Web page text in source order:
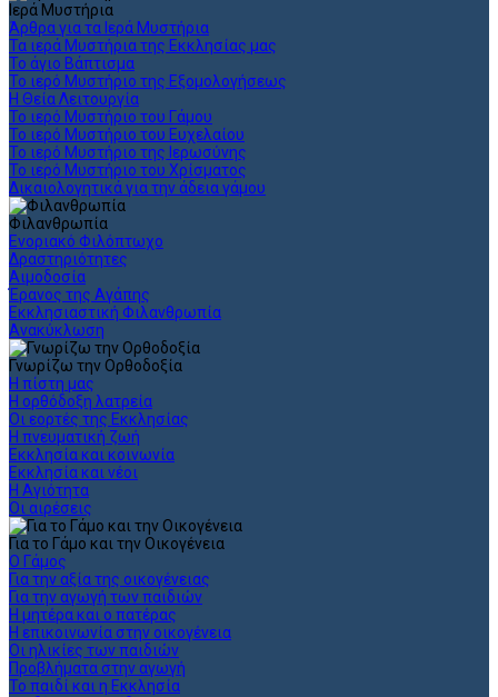
Ιερά Μυστήρια
Άρθρα για τα Ιερά Μυστήρια
Τα ιερά Μυστήρια της Εκκλησίας μας
Το άγιο Βάπτισμα
Το ιερό Μυστήριο της Εξομολογήσεως
Η Θεία Λειτουργία
Το ιερό Μυστήριο του Γάμου
Το ιερό Μυστήριο του Ευχελαίου
Το ιερό Μυστήριο της Ιερωσύνης
Το ιερό Μυστήριο του Χρίσματος
Δικαιολογητικά για την άδεια γάμου
Φιλανθρωπία
Ενοριακό Φιλόπτωχο
Δραστηριότητες
Αιμοδοσία
Έρανος της Αγάπης
Εκκλησιαστική Φιλανθρωπία
Ανακύκλωση
Γνωρίζω την Ορθοδοξία
Η πίστη μας
Η ορθόδοξη λατρεία
Οι εορτές της Εκκλησίας
Η πνευματική ζωή
Εκκλησία και κοινωνία
Εκκλησία και νέοι
Η Αγιότητα
Οι αιρέσεις
Για το Γάμο και την Οικογένεια
Ο Γάμος
Για την αξία της οικογένειας
Για την αγωγή των παιδιών
Η μητέρα και ο πατέρας
Η επικοινωνία στην οικογένεια
Οι ηλικίες των παιδιών
Προβλήματα στην αγωγή
Το παιδί και η Εκκλησία